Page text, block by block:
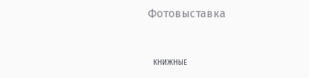
Фотовыставка
КНИЖНЫЕ